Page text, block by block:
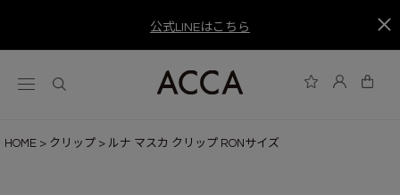
公式LINEはこちら
HOME クリップ ルナ マスカ クリップ RONサイズ